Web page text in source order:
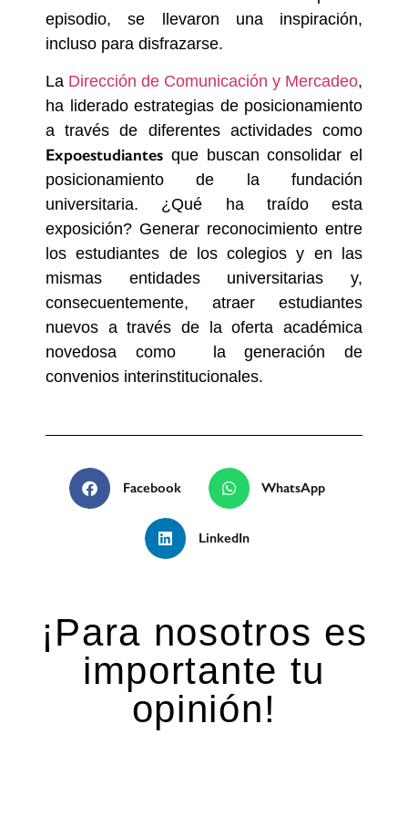
episodio, se llevaron una inspiración,
incluso para disfrazarse.
La Dirección de Comunicación y Mercadeo,
ha liderado estrategias de posicionamiento
a través de diferentes actividades como
Expoestudiantes que buscanconsolidar el
posicionamiento de la fundación
universitaria. ¿Qué ha traído esta
exposición? Generar reconocimiento entre
los estudiantes de los colegios y en las
mismas entidades universitarias y,
consecuentemente, atraer estudiantes
nuevos a través de la oferta académica
novedosa como la generación de
convenios interinstitucionales.
Facebook WhatsApp
LinkedIn
¡Para nosotros es
importante tu
opinión!